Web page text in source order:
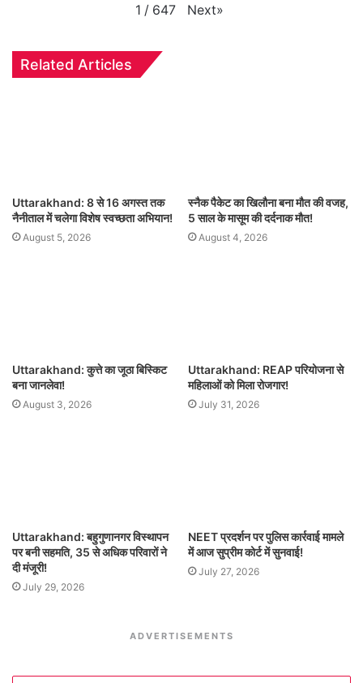
1 / 647 Next»
Related Articles
Uttarakhand: 8 से 16 अगस्त तक
नैनीताल में चलेगा विशेष स्वच्छता अभियान!
August 5, 2026
स्नैक पैकेट का खिलौना बना मौत की वजह,
5 साल के मासूम की दर्दनाक मौत!
August 4, 2026
Uttarakhand: कुत्ते का जूठा बिस्किट
बना जानलेवा!
August 3, 2026
Uttarakhand: REAP परियोजना से
महिलाओं को मिला रोजगार!
July 31, 2026
Uttarakhand: बहुगुणानगर विस्थापन
पर बनी सहमति, 35 से अधिक परिवारों ने
दी मंजूरी!
July 29, 2026
NEET प्रदर्शन पर पुलिस कार्रवाई मामले
में आज सुप्रीम कोर्ट में सुनवाई!
July 27, 2026
ADVERTISEMENTS